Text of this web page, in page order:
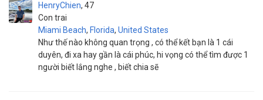
HenryChien
Con trai
47
Miami Beach, Florida, United States
Như thế nào không quan trọng , có thể kết bạn là 1 cái
duyên, đi xa hay gần là cái phúc, hi vọng có thể tìm được 1
người biết lắng nghe , biết chia sẽ